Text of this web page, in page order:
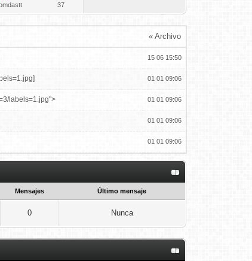
37
« Archivo
15 06 15:50
01 01 09:06
labels=1.jpg"> 01 01 09:06
01 01 09:06
01 01 09:06
01 01 09:06
01 01 09:06
EFA 2da y IESA
Mensajes Último mensaje
0 Nunca